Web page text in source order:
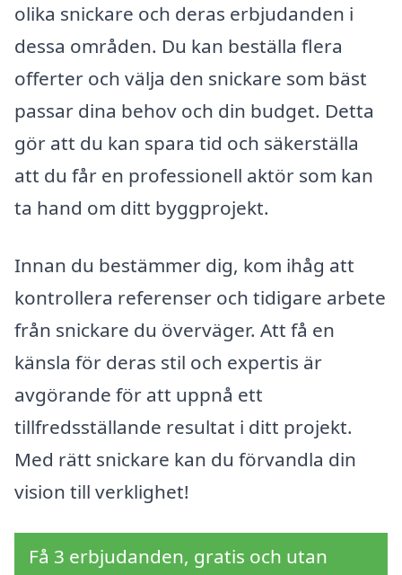
olika snickare och deras erbjudanden i
dessa områden. Du kan beställa flera
offerter och välja den snickare som bäst
passar dina behov och din budget. Detta
gör att du kan spara tid och säkerställa
att du får en professionell aktör som kan
ta hand om ditt byggprojekt.
Innan du bestämmer dig, kom ihåg att
kontrollera referenser och tidigare arbete
från snickare du överväger. Att få en
känsla för deras stil och expertis är
avgörande för att uppnå ett
tillfredsställande resultat i ditt projekt.
Med rätt snickare kan du förvandla din
vision till verklighet!
Få 3 erbjudanden, gratis och utan